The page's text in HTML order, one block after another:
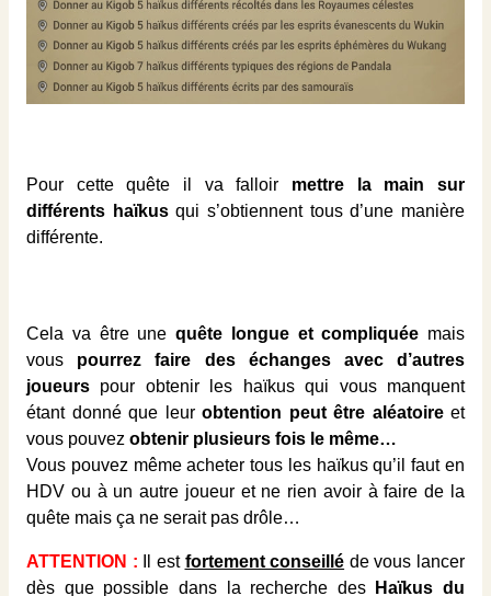
Pour cette quête il va falloir mettre la main sur
différents haïkusqui s’obtiennent tous d’une manière
différente.
Cela va être une quête longue et compliquée mais
vous pourrez faire des échanges avec d’autres
joueurs pour obtenir les haïkus qui vous manquent
étant donné que leur obtention peut être aléatoireet
vous pouvez obtenir plusieurs fois le même…
Vous pouvez même acheter tous les haïkus qu’il faut en
HDV ou à un autre joueur et ne rien avoir à faire de la
quête mais ça ne serait pas drôle…
ATTENTION : Il est fortement conseillé de vous lancer
dès que possible dans la recherche des
Haïkus du